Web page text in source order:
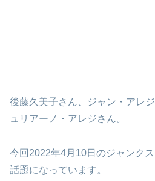
後藤久美子さん、ジャン・アレ
ュリアーノ・アレジさん。
今回2022年4月10日のジャンク
話題になっています。